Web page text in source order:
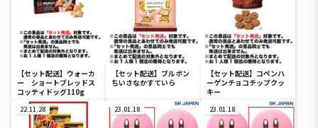
【セット配送】ウォーカ
ー ショートブレッドス
コッティドッグ110g
【セット配送】ブルボン
ちいさなかすていら
【セット配送】コペンハ
ーゲンチョコチップクッ
キー
22.11.28 23.01.18 23.01.18